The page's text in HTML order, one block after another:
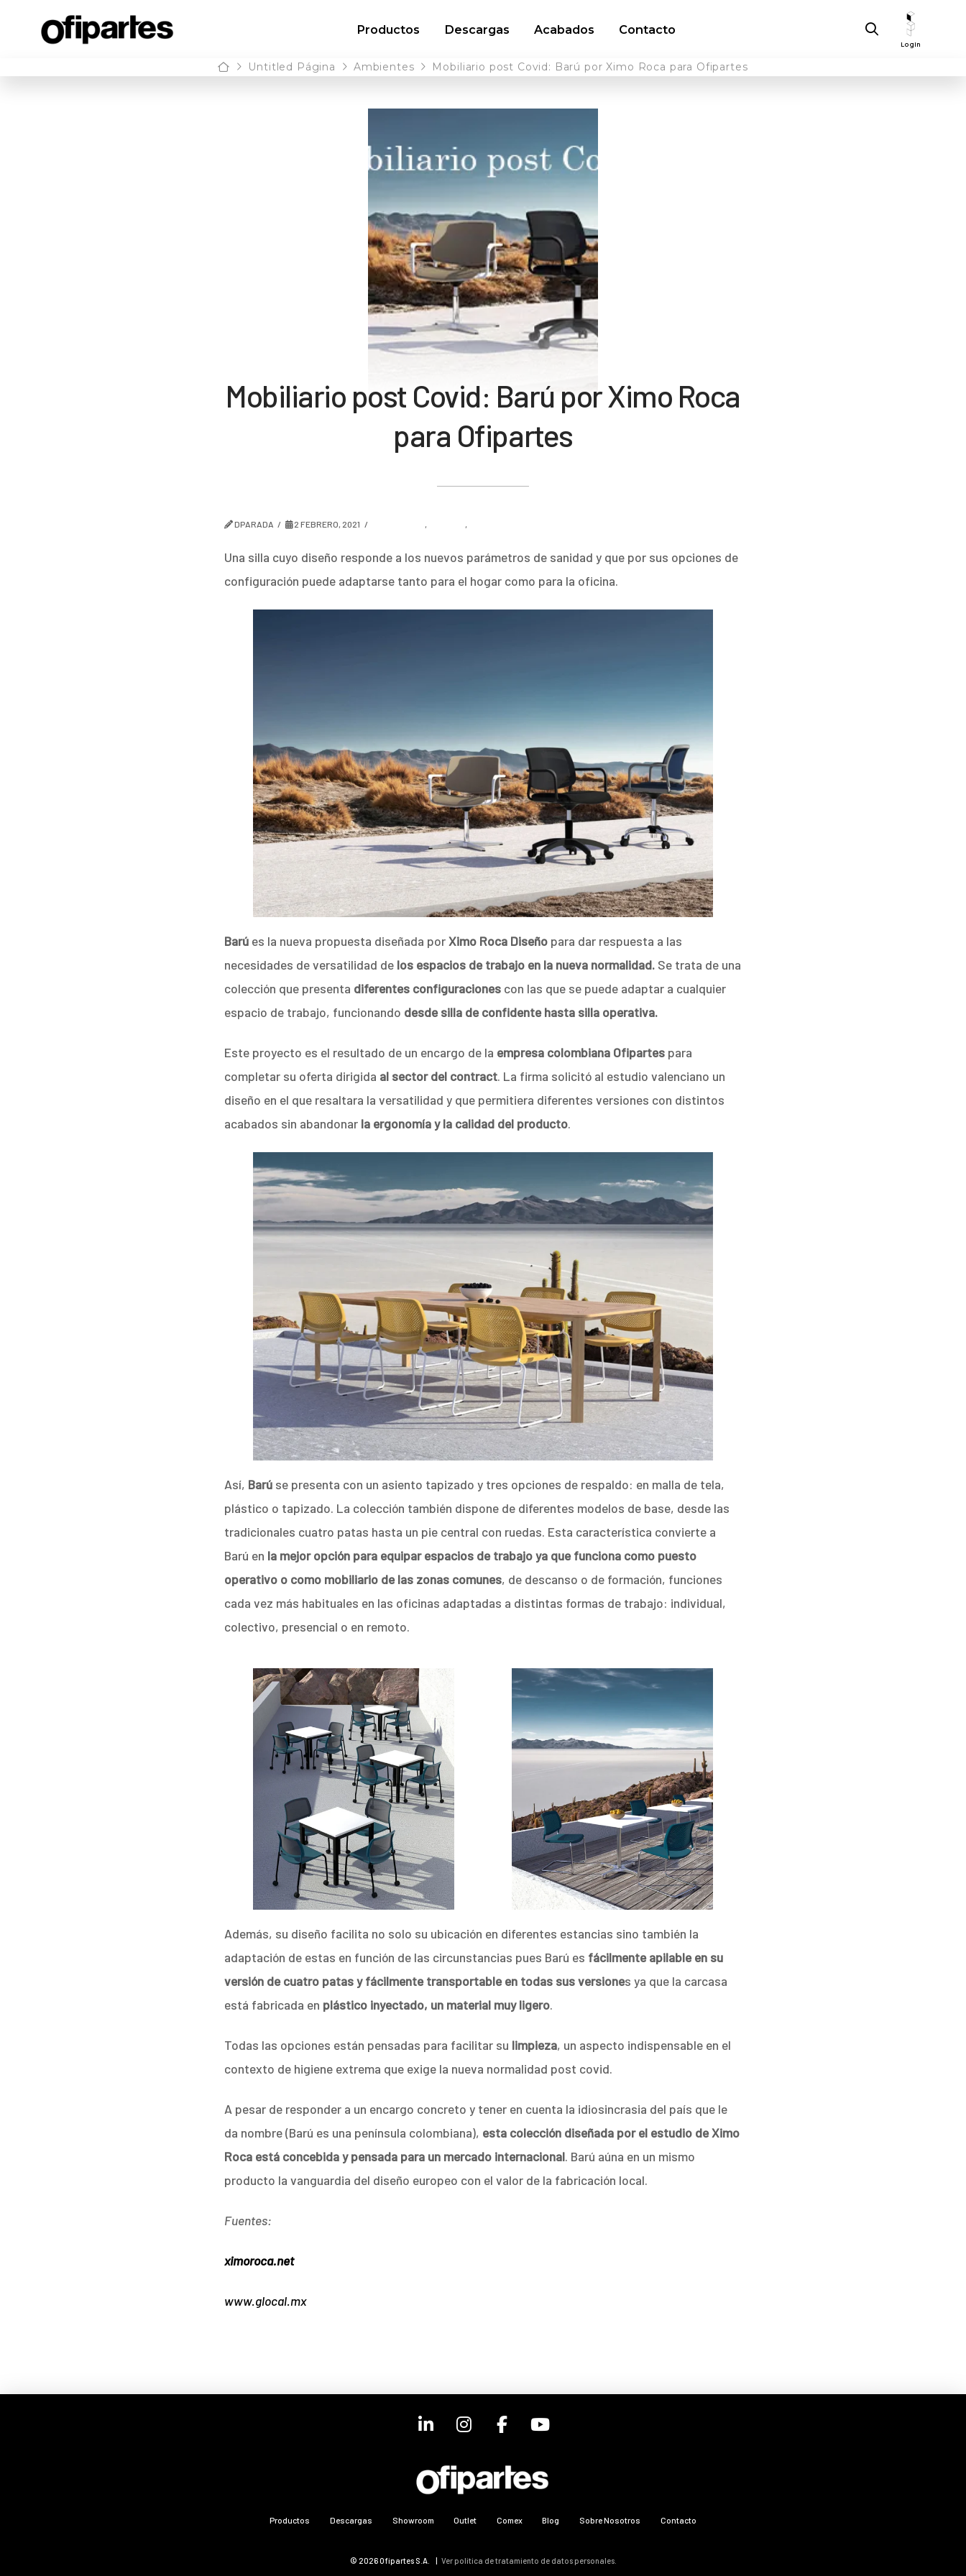
Productos Descargas Acabados Contacto
Login
HomeUntitled Página Ambientes Mobiliario post Covid: Barú por Ximo Roca para Ofipartes
Mobiliario post Covid: Barú por Ximo Roca
para Ofipartes
DPARADA 2 FEBRERO, 2021
Una silla cuyo diseño responde a los nuevos parámetros de sanidad y que por sus opciones de
configuración puede adaptarse tanto para el hogar como para la oficina.
Barú es la nueva propuesta diseñada porXimo Roca Diseño para dar respuesta a las
necesidades de versatilidad de los espacios de trabajo en la nueva normalidad. Se trata de una
colección que presenta diferentes configuraciones con las que se puede adaptar a cualquier
espacio de trabajo, funcionando desde silla de confidente hasta silla operativa.
Este proyecto es el resultado de un encargo de la empresa colombiana Ofipartes para
completar su oferta dirigida al sector del contract. La firma solicitó al estudio valenciano un
diseño en el que resaltara la versatilidad y que permitiera diferentes versiones con distintos
acabados sin abandonar la ergonomía y la calidad del producto.
Así, Barú se presenta con un asiento tapizado y tres opciones de respaldo: en malla de tela,
plástico o tapizado. La colección también dispone de diferentes modelos de base, desde las
tradicionales cuatro patas hasta un pie central con ruedas. Esta característica convierte a
Barú en la mejor opción para equipar espacios de trabajo ya que funciona como puesto
operativo o como mobiliario de las zonas comunes, de descanso o de formación, funciones
cada vez más habituales en las oficinas adaptadas a distintas formas de trabajo: individual,
colectivo, presencial o en remoto.
Además, su diseño facilita no solo su ubicación en diferentes estancias sino también la
adaptación de estas en función de las circunstancias pues Barú es fácilmente apilable en su
versión de cuatro patas y fácilmente transportable en todas sus versiones ya que la carcasa
está fabricada en plástico inyectado, un material muy ligero.
Todas las opciones están pensadas para facilitar su limpieza, un aspecto indispensable en el
contexto de higiene extrema que exige la nueva normalidad post covid.
A pesar de responder a un encargo concreto y tener en cuenta la idiosincrasia del país que le
da nombre (Barú es una península colombiana), esta colección diseñada por el estudio de Ximo
Roca está concebida y pensada para un mercado internacional. Barú aúna en un mismo
producto la vanguardia del diseño europeo con el valor de la fabricación local.
Fuentes:
ximoroca.net
www.glocal.mx
Productos Descargas Showroom Outlet Comex Blog Sobre Nosotros Contacto
© 2026 Ofipartes S.A. | Ver política de tratamiento de datos personales.